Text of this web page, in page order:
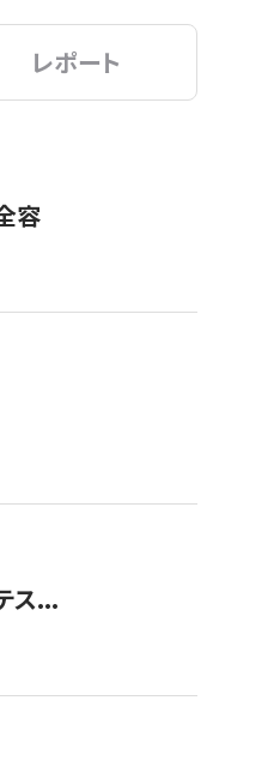
レポート
容
ス...